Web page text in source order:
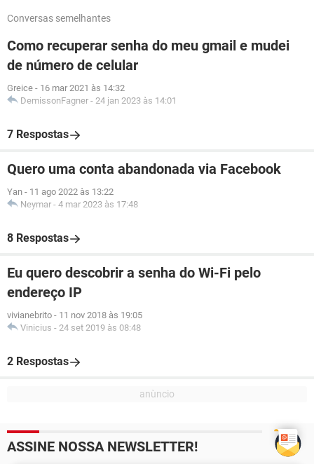
Conversas semelhantes
Como recuperar senha do meu gmail e mudei
de número de celular
Greice - 16 mar 2021 às 14:32
DemissonFagner - 24 jan 2023 às 14:01
7 Respostas
Quero uma conta abandonada via Facebook
Yan - 11 ago 2022 às 13:22
Neymar - 4 mar 2023 às 17:48
8 Respostas
Eu quero descobrir a senha do Wi-Fi pelo
endereço IP
vivianebrito - 11 nov 2018 às 19:05
Vinicius - 24 set 2019 às 08:48
2 Respostas
ASSINE NOSSA NEWSLETTER!